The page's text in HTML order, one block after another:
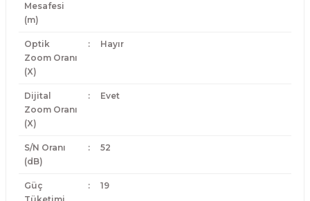
Mesafesi
(m)
Optik
Zoom Oranı
(X)
: Hayır
Dijital
Zoom Oranı
(X)
: Evet
S/N Oranı
(dB)
: 52
Güç
: 19